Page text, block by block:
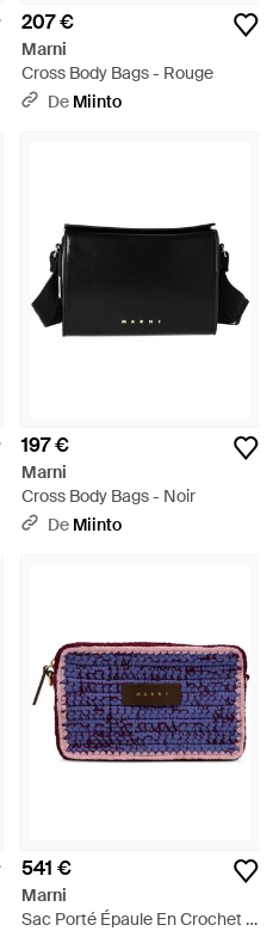
207 €
Marni
Cross Body Bags - Rouge
De Miinto
197 €
Marni
Cross Body Bags - Noir
De Miinto
541 €
Marni
Sac Porté Épaule En Crochet À